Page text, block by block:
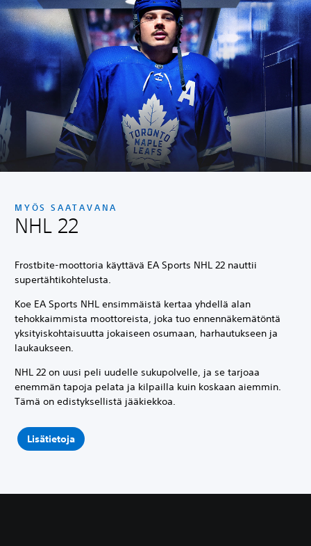
MYÖS SAATAVANA
NHL 22
Frostbite-moottoria käyttävä EA Sports NHL 22 nauttii
supertähtikohtelusta.
Koe EA Sports NHL ensimmäistä kertaa yhdellä alan
tehokkaimmista moottoreista, joka tuo ennennäkemätöntä
yksityiskohtaisuutta jokaiseen osumaan, harhautukseen ja
laukaukseen.
NHL 22 on uusi peli uudelle sukupolvelle, ja se tarjoaa
enemmän tapoja pelata ja kilpailla kuin koskaan aiemmin.
Tämä on edistyksellistä jääkiekkoa.
Lisätietoja